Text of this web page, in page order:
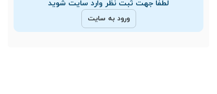
لطفا جهت ثبت نظر وارد سایت شوید
ورود به سایت